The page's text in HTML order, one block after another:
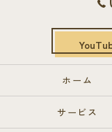
ホーム
サービス